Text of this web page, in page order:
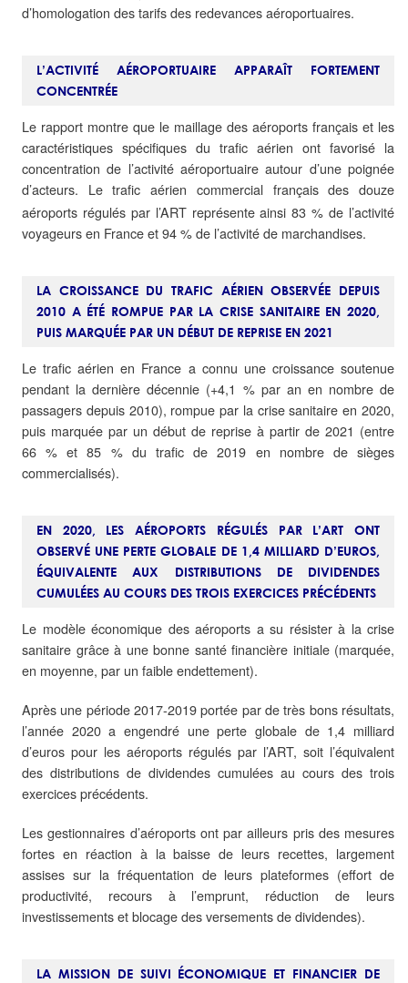
d’homologation des tarifs des redevances aéroportuaires.
L’ACTIVITÉ AÉROPORTUAIRE APPARAÎT FORTEMENT
CONCENTRÉE
Le rapport montre que le maillage des aéroports français et les
caractéristiques spécifiques du trafic aérien ont favorisé la
concentration de l’activité aéroportuaire autour d’une poignée
d’acteurs. Le trafic aérien commercial français des douze
aéroports régulés par l’ART représente ainsi 83 % de l’activité
voyageurs en France et 94 % de l’activité de marchandises.
LA CROISSANCE DU TRAFIC AÉRIEN OBSERVÉE DEPUIS
2010 A ÉTÉ ROMPUE PAR LA CRISE SANITAIRE EN 2020,
PUIS MARQUÉE PAR UN DÉBUT DE REPRISE EN 2021
Le trafic aérien en France a connu une croissance soutenue
pendant la dernière décennie (+4,1 % par an en nombre de
passagers depuis 2010), rompue par la crise sanitaire en 2020,
puis marquée par un début de reprise à partir de 2021 (entre
66 % et 85 % du trafic de 2019 en nombre de sièges
commercialisés).
EN 2020, LES AÉROPORTS RÉGULÉS PAR L’ART ONT
OBSERVÉ UNE PERTE GLOBALE DE 1,4 MILLIARD D’EUROS,
ÉQUIVALENTE AUX DISTRIBUTIONS DE DIVIDENDES
CUMULÉES AU COURS DES TROIS EXERCICES PRÉCÉDENTS
Le modèle économique des aéroports a su résister à la crise
sanitaire grâce à une bonne santé financière initiale (marquée,
en moyenne, par un faible endettement).
Après une période 2017-2019 portée par de très bons résultats,
l’année 2020 a engendré une perte globale de 1,4 milliard
d’euros pour les aéroports régulés par l’ART, soit l’équivalent
des distributions de dividendes cumulées au cours des trois
exercices précédents.
Les gestionnaires d’aéroports ont par ailleurs pris des mesures
fortes en réaction à la baisse de leurs recettes, largement
assises sur la fréquentation de leurs plateformes (effort de
productivité, recours à l’emprunt, réduction de leurs
investissements et blocage des versements de dividendes).
LA MISSION DE SUIVI ÉCONOMIQUE ET FINANCIER DE